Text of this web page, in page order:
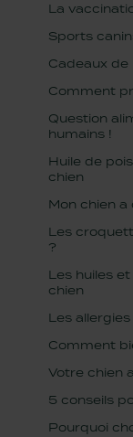
La
Sports
Cadeaux
Comment
Question
humains !
Huile de
chien
Mon chien a
Les
?
Les huiles
chien
Les
Comment
Votre chien
5 conseils
Pourquoi